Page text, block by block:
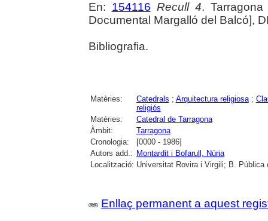
En: 154116 Recull 4.
Documental Margalló del Balcó],
Bibliografia.
Matèries: Catedrals ; Arquitectura religiosa;
religiós
Matèries:
Catedral de Tarragona
Àmbit:
Tarragona
Cronologia:
[0000 - 1986]
Autors add.: Montardit i Bofarull, Núria
Localització: Universitat Rovira i Virgili; B. Pública
Enllaç permanent a aquest